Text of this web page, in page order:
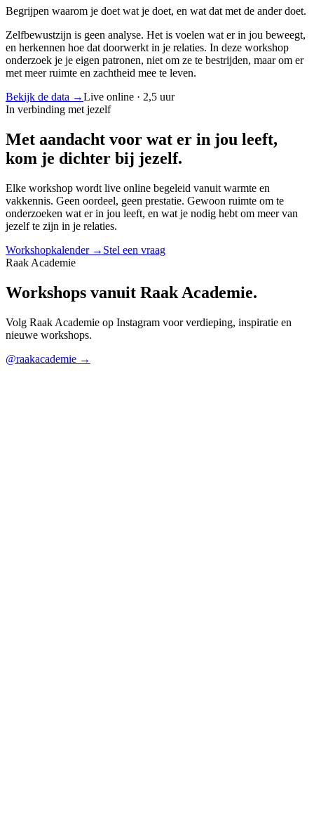
Begrijpen waarom je doet wat je doet, en wat dat met de ander doet.
Zelfbewustzijn is geen analyse. Het is voelen wat er in jou beweegt,
en herkennen hoe dat doorwerkt in je relaties. In deze workshop
onderzoek je je eigen patronen, niet om ze te bestrijden, maar om er
met meer ruimte en zachtheid mee te leven.
Bekijk de data →Live online · 2,5 uur
In verbinding met jezelf
Met aandacht voor wat er in jou leeft,
kom je dichter bij jezelf.
Elke workshop wordt live online begeleid vanuit warmte en
vakkennis. Geen oordeel, geen prestatie. Gewoon ruimte om te
onderzoeken wat er in jou leeft, en wat je nodig hebt om meer van
jezelf te zijn in je relaties.
Workshopkalender → Stel een vraag
Raak Academie
Workshops vanuit Raak Academie.
Volg Raak Academie op Instagram voor verdieping, inspiratie en
nieuwe workshops.
@raakacademie →